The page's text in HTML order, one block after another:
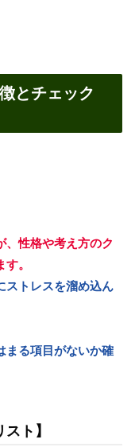
とチェック
、性格や考え方のク
。
ストレスを溜め込ん
まる項目がないか確
ト】